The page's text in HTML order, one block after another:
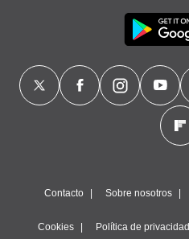
Contacto Sobre nosotros
Cookies Política de privacidad